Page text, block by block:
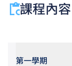
課程內容
第一學期